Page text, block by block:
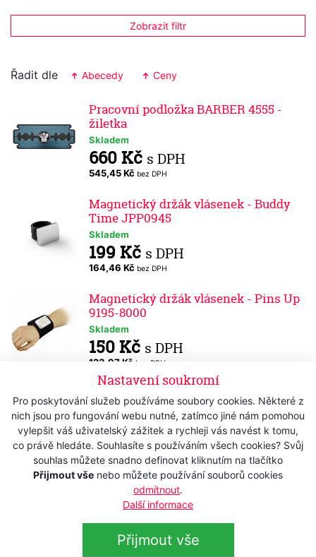
Nastavení soukromí
Pro poskytování služeb používáme soubory cookies. Některé z
nich jsou pro fungování webu nutné, zatímco jiné nám pomohou
vylepšit váš uživatelský zážitek a rychleji vás navést k tomu,
co právě hledáte. Souhlasíte s používáním všech cookies? Svůj
souhlas můžete snadno definovat kliknutím na tlačítko
Přijmout vše nebo můžete používání souborů cookies
odmítnout.
Další informace
Přijmout vše
Zobrazit filtr
Řadit dle Abecedy Ceny
Pracovní podložka BARBER 4555 -
žiletka
Skladem
660 Kč s DPH
545,45 Kč bez DPH
Magnetický držák vlásenek - Buddy
Time JPP0945
Skladem
199 Kč s DPH
164,46 Kč bez DPH
Magnetický držák vlásenek - Pins Up
9195-8000
Skladem
150 Kč s DPH
123,97 Kč bez DPH
Stojánek na nůžky SB 499700 - černý
Skladem
375 Kč s DPH
309,92 Kčbez DPH
Stojánek na nůžky SB 499 800 - černý
435 Kč s DPH
359,50 Kčbez DPH